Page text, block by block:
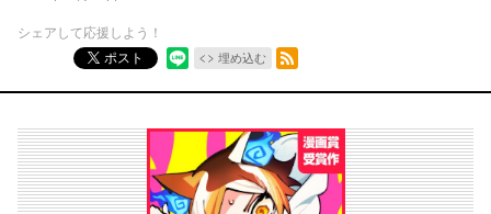
シェアして応援しよう！
ポスト
埋め込む
RSSフィード